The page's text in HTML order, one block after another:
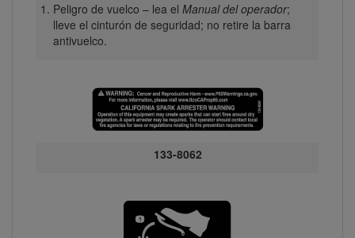
Peligro de vuelco – lea el Manual del operador;
lleve el cinturón de seguridad; no retire la barra
antivuelco.
133-8062